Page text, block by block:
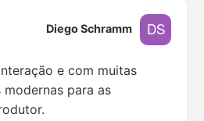
Diego Schramm
e com muitas
para as